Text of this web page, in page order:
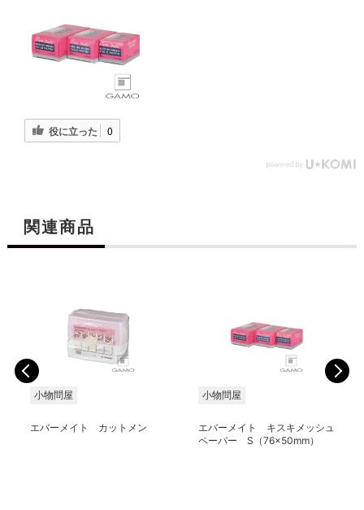
役に立った 0
関連商品
小物問屋
エバーメイト カットメン
小物問屋
エバーメイト キスキメッシュ
ペーパー S（76×50mm）